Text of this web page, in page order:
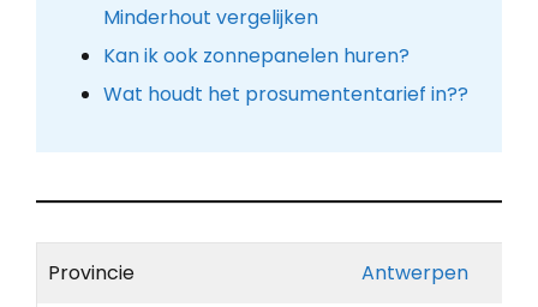
Minderhout vergelijken
Kan ik ook zonnepanelen huren?
Wat houdt het prosumententarief in??
Provincie Antwerpen